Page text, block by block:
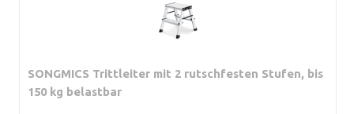
SONGMICS Trittleiter mit 2 rutschfesten Stufen, bis
150 kg belastbar